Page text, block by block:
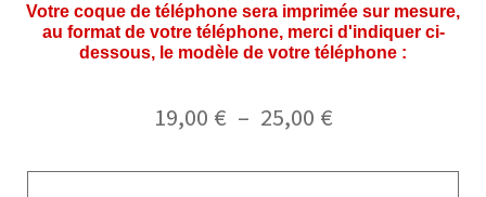
Votre coque de téléphone sera imprimée sur mesure,
au format de votre téléphone, merci d'indiquer ci-
dessous, le modèle de votre téléphone :
19,00 € – 25,00 €